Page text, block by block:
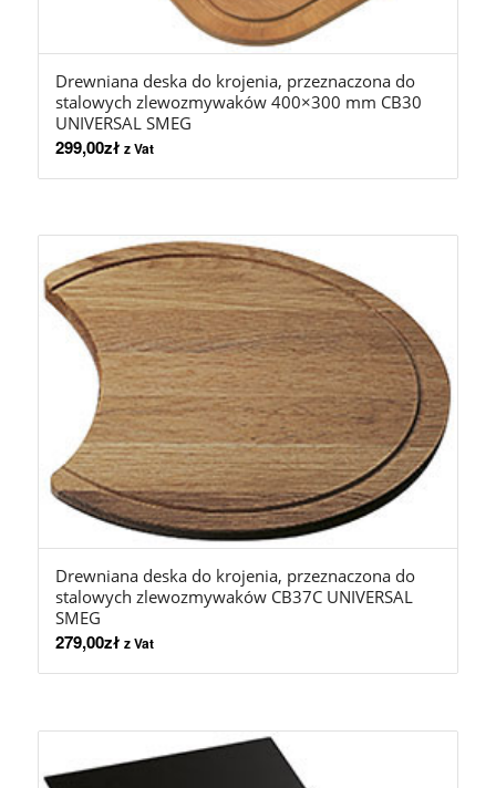
Drewniana deska do krojenia, przeznaczona do
stalowych zlewozmywaków 400×300 mm CB30
UNIVERSAL SMEG
299,00zł z Vat
Drewniana deska do krojenia, przeznaczona do
stalowych zlewozmywaków CB37C UNIVERSAL
SMEG
279,00zł z Vat